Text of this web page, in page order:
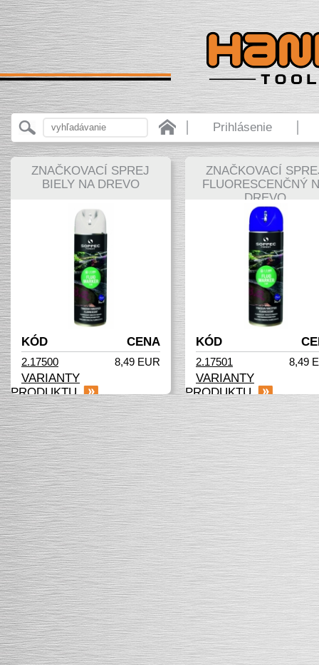
Prihlásenie
ZNAČKOVACÍ SPREJ
BIELY NA DREVO
KÓD CENA
2.17500 8,49 EUR
VARIANTY
PRODUKTU
ZNAČKOVACÍ
FLUORESCENČNÝ
DREVO
KÓD
2.17501 8,49
VARIANTY
PRODUKTU